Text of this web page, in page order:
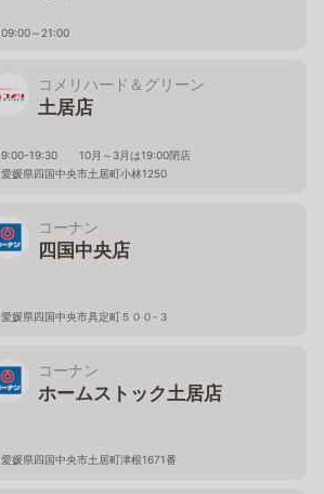
09:00～21:00
コメリハード＆グリーン
土居店
9:00-19:30 10月～3月は19:00閉店
愛媛県四国中央市土居町小林1250
コーナン
四国中央店
愛媛県四国中央市具定町５００-３
コーナン
ホームストック土居店
愛媛県四国中央市土居町津根1671番